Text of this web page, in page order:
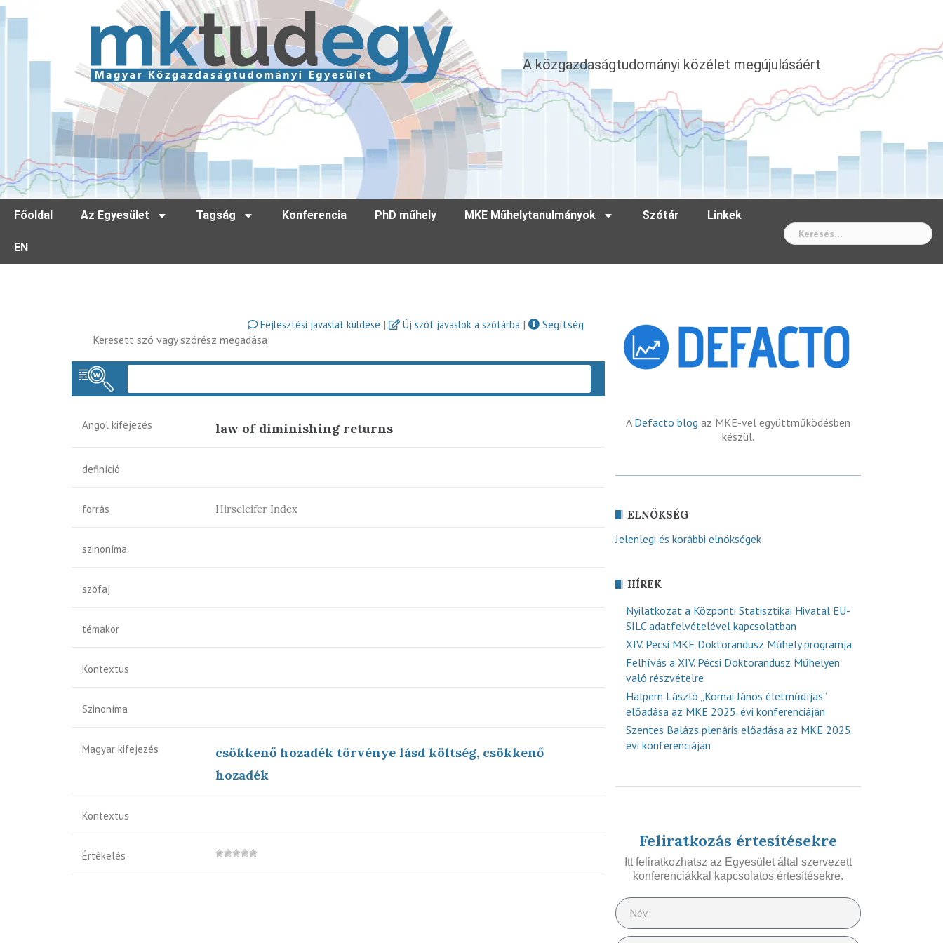
A közgazdaságtudományi közélet megújulásáért
Főoldal Az Egyesület Tagság Konferencia PhD műhely MKE Műhelytanulmányok Szótár Linkek
EN
Fejlesztési javaslat küldése | Új szót javaslok a szótárba |
Segítség
Keresett szó vagy szórész megadása:
Angol kifejezés law of diminishing returns
definíció
forrás Hirscleifer Index
szinoníma
szófaj
témakör
Kontextus
Szinoníma
Magyar kifejezés
csökkenő hozadék törvénye lásd költség, csökkenő
hozadék
Kontextus
Értékelés
A Defacto blog az MKE-vel együttműködésben
készül.
ELNÖKSÉG
Jelenlegi és korábbi elnökségek
HÍREK
Nyilatkozat a Központi Statisztikai Hivatal EU-
SILC adatfelvételével kapcsolatban
XIV. Pécsi MKE Doktorandusz Műhely programja
Felhívás a XIV. Pécsi Doktorandusz Műhelyen
való részvételre
Halpern László „Kornai János életműdíjas”
előadása az MKE 2025. évi konferenciáján
Szentes Balázs plenáris előadása az MKE 2025.
évi konferenciáján
Feliratkozás értesítésekre
Itt feliratkozhatsz az Egyesület által szervezett
konferenciákkal kapcsolatos értesítésekre.